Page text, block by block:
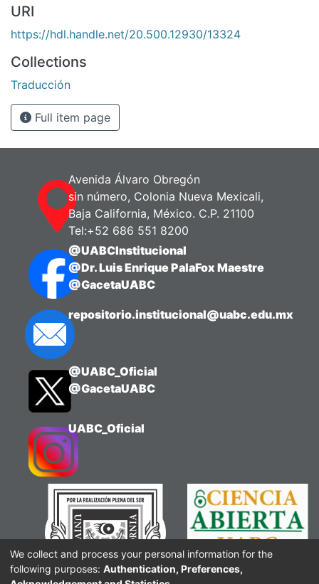
URI
https://hdl.handle.net/20.500.12930/13324
Collections
Traducción
Full item page
Avenida Álvaro Obregón
sin número, Colonia Nueva Mexicali,
Baja California, México. C.P. 21100
Tel:+52 686 551 8200
@UABCInstitucional
@Dr. Luis Enrique PalaFox Maestre
@GacetaUABC
repositorio.institucional@uabc.edu.mx
@UABC_Oficial
@GacetaUABC
UABC_Oficial
We collect and process your personal information for the
following purposes: Authentication, Preferences,